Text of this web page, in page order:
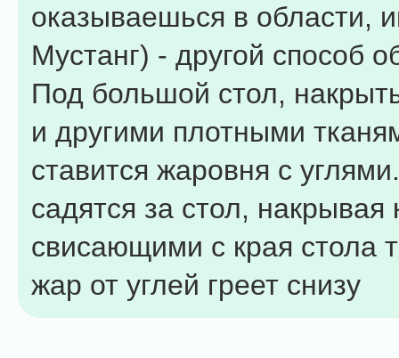
оказываешься в области,
Мустанг) - другой способ
Под большой стол,
и другими плотными
ставится жаровня с
садятся за стол, накрывая
свисающими с края стола
жар от углей греет снизу